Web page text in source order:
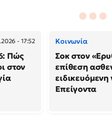
- 17:52
Πώς
στον
Κοινωνία
Σοκ στον
επίθεση
Επείγοντα